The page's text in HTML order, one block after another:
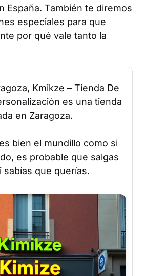
España. También te diremos
especiales para que
por qué vale tanto la
Kmikze – Tienda De
es una tienda
en Zaragoza.
bien el mundillo como si
es probable que salgas
sabías que querías.